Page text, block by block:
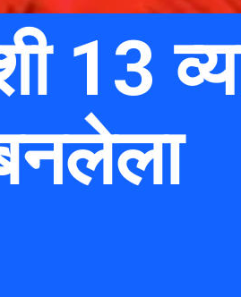
13 व्या